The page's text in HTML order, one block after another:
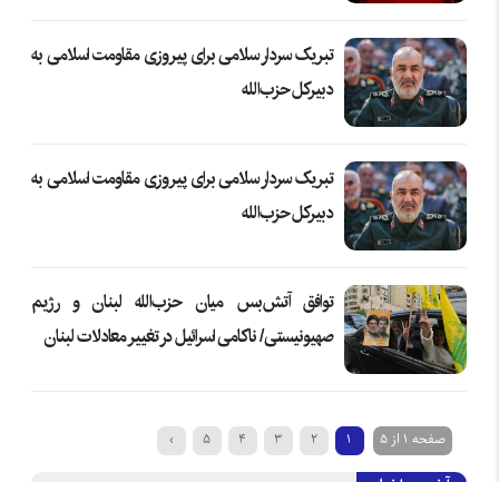
تبریک سردار سلامی برای پیروزی مقاومت اسلامی به
دبیرکل حزب‌الله
تبریک سردار سلامی برای پیروزی مقاومت اسلامی به
دبیرکل حزب‌الله
توافق آتش‌بس میان حزب‌الله لبنان و رژیم
صهیونیستی/ ناکامی اسرائیل در تغییر معادلات لبنان
صفحه 1 از 5 1
2
3
4
5
›